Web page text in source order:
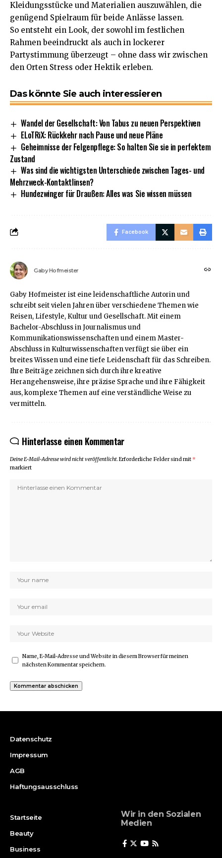
Kleidungsstücke und Materialien auszuwählen, die
genügend Spielraum für beide Anlässe lassen.
So entsteht ein Look, der sowohl im festlichen
Rahmen beeindruckt als auch in lockerer
Partystimmung überzeugt – ohne dass wir zwischen
den Orten Stress oder Hektik erleben.
Das könnte Sie auch interessieren
Wandel der Gesellschaft: Von Tabus zu neuen Perspektiven
ELoTRiX: Rückkehr nach Pause und neue Pläne
Geheimnisse der Felgenpflege: So halten Sie sie in perfektem
Zustand
Was sind die wichtigsten Unterschiede zwischen Tages- und
Mehrzweck-Kontaktlinsen?
Hundezwinger für Draußen: Alles was Sie wissen müssen
Facebook
Gaby Hofmeister
Gaby Hofmeister ist eine leidenschaftliche Autorin und
schreibt seit vielen Jahren über verschiedene Themen wie
Reisen, Lifestyle, Kultur und Gesellschaft. Mit einem
Bachelor-Abschluss in Journalismus und
Kommunikationswissenschaften und einem Master-
Abschluss in Kulturwissenschaften verfügt sie über ein
breites Wissen und eine tiefe Leidenschaft für das Schreiben.
Ihre Beiträge zeichnen sich durch ihre kreative
Herangehensweise, ihre präzise Sprache und ihre Fähigkeit
aus, komplexe Themen auf eine verständliche Weise zu
vermitteln.
Hinterlasse einen Kommentar
Deine E-Mail-Adresse wird nicht veröffentlicht.Erforderliche Felder sind mit *
markiert
Name, E-Mail-Adresse und Website in diesem Browser für meinen
nächsten Kommentar speichern.
Datenschutz
Impressum
AGB
Haftungsausschluss
Startseite
Beauty
Business
Wir in den Sozialen
Medien